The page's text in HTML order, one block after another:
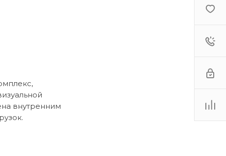
внутренним